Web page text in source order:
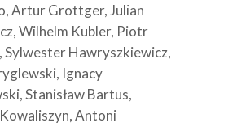
Artur Grottger, Julian
Wilhelm Kubler, Piotr
Sylwester Hawryszkiewicz,
Ignacy
Stanisław Bartus,
Antoni